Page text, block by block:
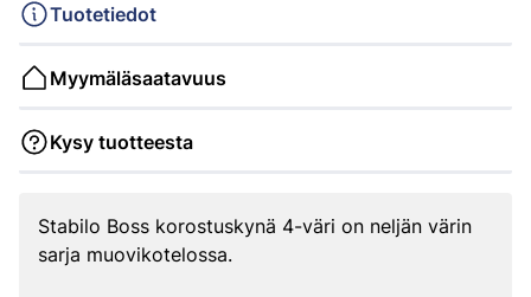
Tuotetiedot
Myymäläsaatavuus
Kysy tuotteesta
Stabilo Boss korostuskynä 4-väri on neljän värin
sarja muovikotelossa.